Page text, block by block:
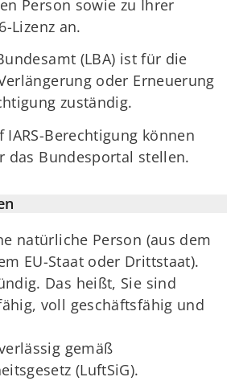
Person sowie zu Ihrer
Lizenz an.
(LBA) ist für die
oder Erneuerung
zuständig.
IARS-Berechtigung können
das Bundesportal stellen.
natürliche Person (aus dem
EU-Staat oder Drittstaat).
Das heißt, Sie sind
voll geschäftsfähig und
gemäß
(LuftSiG).